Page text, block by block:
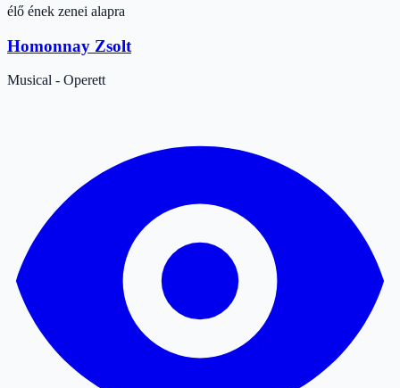
élő ének zenei alapra
Homonnay Zsolt
Musical - Operett